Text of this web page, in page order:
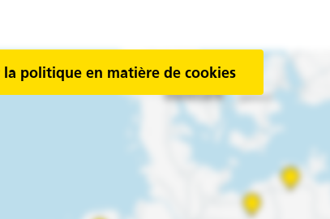
politique en matière de cookies